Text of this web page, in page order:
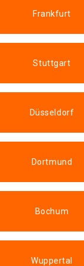
Frankfurt
Stuttgart
Düsseldorf
Dortmund
Bochum
Wuppertal